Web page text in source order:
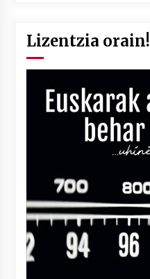
Lizentzia orain!